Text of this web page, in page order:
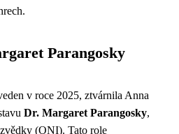
Parangosky
v roce 2025, ztvárnila Anna
Dr. Margaret Parangosky,
(ONI). Tato role